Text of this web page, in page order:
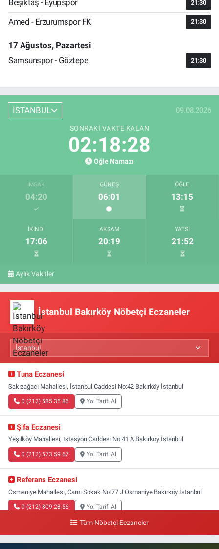
Beşiktaş - Eyüpspor 21:30
Amed - Erzurumspor FK 21:30
17 Ağustos, Pazartesi
Samsunspor - Göztepe
21:30
İSTANBUL 09.08.2026
SONRAKI VAKTE KALAN
02:18:28
Öğle Namazı
İMSAK
04:20
GÜNEŞ
06:01
ÖĞLE
13:15
İKINDI
17:06
AKŞAM
20:19
YATSI
21:52
Aylık Vakitler
İstanbul Bakırköy Nöbetçi Eczaneler
Tuna Eczanesi
Sakızağacı Mahallesi, İstanbul Caddesi No:42 Bakırköy İstanbul
0 (212) 585 35 86 Yol Tarifi Al
Şifa Eczanesi
Yeşilköy Mahallesi, İstasyon Caddesi No:41 A Bakırköy İstanbul
0 (212) 573 59 67 Yol Tarifi Al
Referans Eczanesi
Osmaniye Mahallesi, Cami Sokak No:77 J Osmaniye Bakırköy İstanbul
0 (212) 809 28 56 Yol Tarifi Al
Bayraktar Eczanesi
Şenlikköy Mahallesi, Harman Sokak No:43 4B Florya Bakırköy İstanbul
Tüm Nöbetçi Eczaneler